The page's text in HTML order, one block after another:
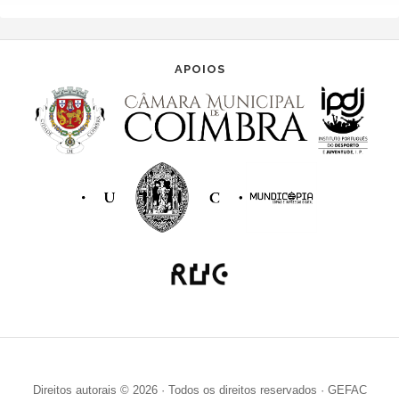
APOIOS
Direitos autorais © 2026 · Todos os direitos reservados · GEFAC